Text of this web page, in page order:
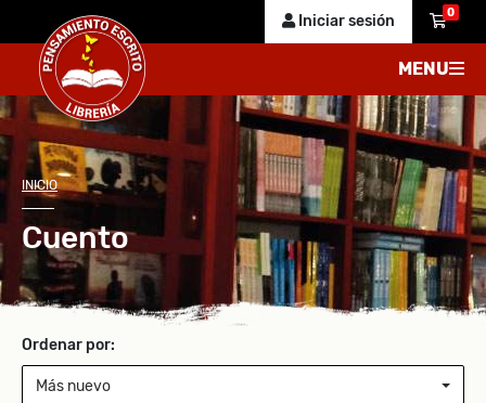
Iniciar sesión 0
MENU
INICIO
Cuento
Ordenar por:
Más nuevo